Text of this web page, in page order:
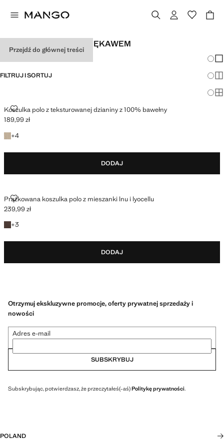
Przejdź do głównej treści
DZIANINA Z KRÓTKIM RĘKAWEM
FILTRUJ I SORTUJ
Koszulka polo z teksturowanej dzianiny z 100% bawełny
KOSZULKA POLO Z TEKSTUROWANEJ DZIANINY Z 100% BAWEŁNY
Aktualna cena [189,99 zł ]
189,99 zł
+4
+4 kolory
DODAJ
Prążkowana koszulka polo z mieszanki lnu i lyocellu
PRĄŻKOWANA KOSZULKA POLO Z MIESZANKI LNU I LYOCELLU
Aktualna cena [239,99 zł ]
239,99 zł
+3
+3 kolory
DODAJ
Otrzymuj ekskluzywne promocje, oferty prywatnej sprzedaży i
nowości
Adres e-mail
SUBSKRYBUJ
Subskrybując, potwierdzasz, że przeczytałeś(-aś)Politykę prywatności.
POLAND